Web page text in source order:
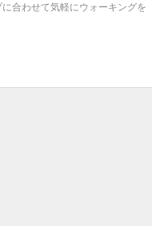
合わせて気軽にウォーキングを